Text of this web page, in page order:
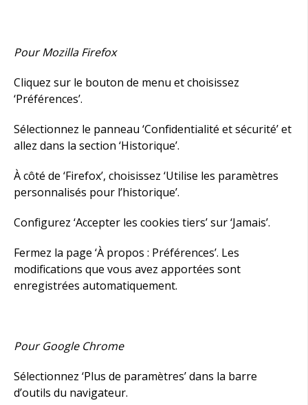
Pour Mozilla Firefox
Cliquez sur le bouton de menu et choisissez
‘Préférences’.
Sélectionnez le panneau ‘Confidentialité et sécurité’ et
allez dans la section ‘Historique’.
À côté de ‘Firefox’, choisissez ‘Utilise les paramètres
personnalisés pour l’historique’.
Configurez ‘Accepter les cookies tiers’ sur ‘Jamais’.
Fermez la page ‘À propos : Préférences’. Les
modifications que vous avez apportées sont
enregistrées automatiquement.
Pour Google Chrome
Sélectionnez ‘Plus de paramètres’ dans la barre
d’outils du navigateur.